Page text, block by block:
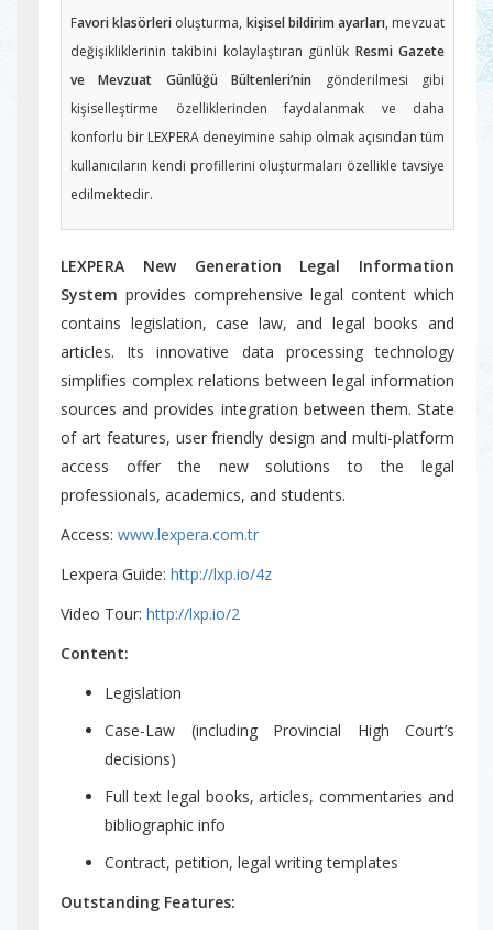
Favori klasörleri oluşturma, kişisel bildirim ayarları, mevzuat
değişikliklerinin takibini kolaylaştıran günlük Resmi Gazete
ve Mevzuat Günlüğü Bültenleri’nin gönderilmesi gibi
kişiselleştirme özelliklerinden faydalanmak ve daha
konforlu bir LEXPERA deneyimine sahip olmak açısından tüm
kullanıcıların kendi profillerini oluşturmaları özellikle tavsiye
edilmektedir.
LEXPERA New Generation Legal Information
System provides comprehensive legal content which
contains legislation, case law, and legal books and
articles. Its innovative data processing technology
simplifies complex relations between legal information
sources and provides integration between them. State
of art features, user friendly design and multi-platform
access offer the new solutions to the legal
professionals, academics, and students.
Access: www.lexpera.com.tr
Lexpera Guide: http://lxp.io/4z
Video Tour: http://lxp.io/2
Content:
Legislation
Case-Law (including Provincial High Court’s
decisions)
Full text legal books, articles, commentaries and
bibliographic info
Contract, petition, legal writing templates
Outstanding Features: